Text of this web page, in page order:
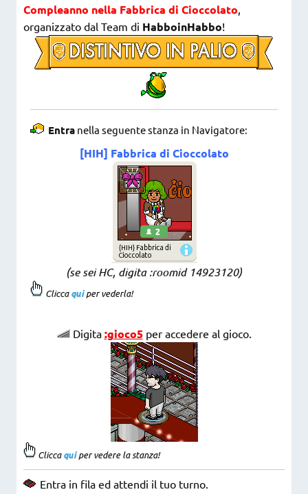
Compleanno nella Fabbrica di Cioccolato,
organizzato dal Team di HabboinHabbo!
Entra nella seguente stanza in Navigatore:
[HIH] Fabbrica di Cioccolato
(se sei HC, digita :roomid 14923120)
Cliccaquiper vederla!
Digita :gioco5per accedere al gioco.
Cliccaquiper vedere la stanza!
Entra in fila ed attendi il tuo turno.